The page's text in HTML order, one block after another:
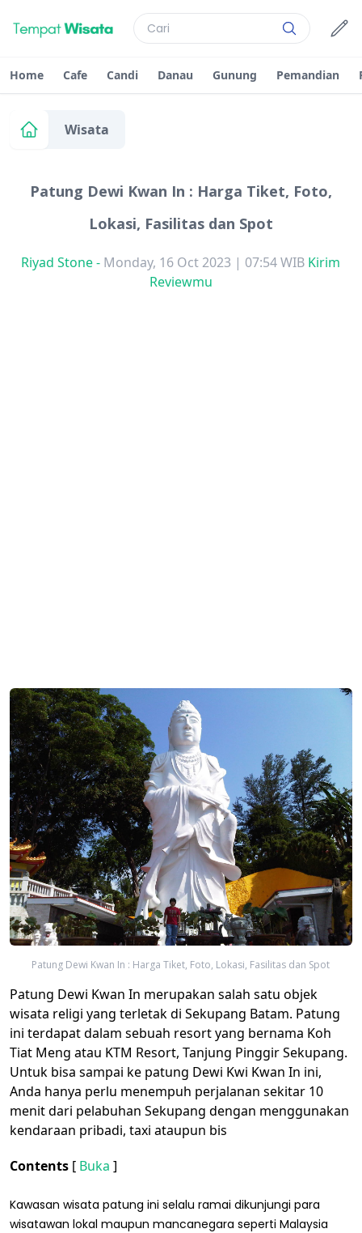
Home Cafe Candi Danau Gunung Pemandian
Wisata
Patung Dewi Kwan In : Harga Tiket, Foto,
Lokasi, Fasilitas dan Spot
Riyad Stone- Monday, 16 Oct 2023 | 07:54 WIB Kirim
Reviewmu
Patung Dewi Kwan In : Harga Tiket, Foto, Lokasi, Fasilitas dan Spot
Patung Dewi Kwan In merupakan salah satu objek
wisata religi yang terletak di Sekupang Batam. Patung
ini terdapat dalam sebuah resort yang bernama Koh
Tiat Meng atau KTM Resort, Tanjung Pinggir Sekupang.
Untuk bisa sampai ke patung Dewi Kwi Kwan In ini,
Anda hanya perlu menempuh perjalanan sekitar 10
menit dari pelabuhan Sekupang dengan menggunakan
kendaraan pribadi, taxi ataupun bis
Contents [ Buka ]
Kawasan wisata patung ini selalu ramai dikunjungi para
wisatawan lokal maupun mancanegara seperti Malaysia